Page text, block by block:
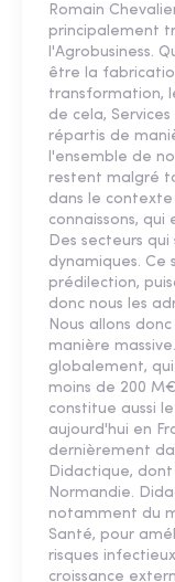
Romain
principalement
l'Agrobusiness.
être la
transformation,
de cela,
répartis de
l'ensemble de
restent malgré
dans le
connaissons,
Des secteurs
dynamiques. Ce
prédilection,
donc nous les
Nous allons
manière
globalement, qui
moins de 200
constitue aussi
aujourd'hui en
dernièrement
Didactique,
Normandie.
notamment du
Santé, pour
risques
croissance